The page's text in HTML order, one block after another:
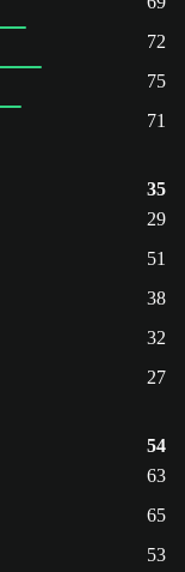
72
75
71
35
29
51
38
32
27
54
63
65
53